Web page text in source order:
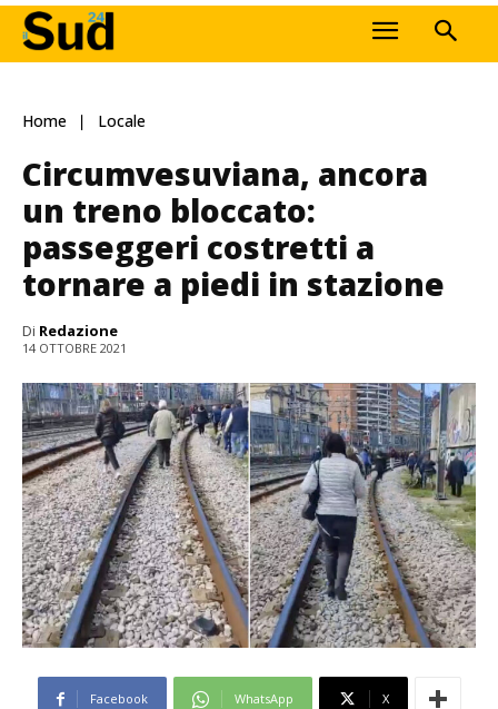
Home Locale
Circumvesuviana, ancora
un treno bloccato:
passeggeri costretti a
tornare a piedi in stazione
Di Redazione
14 OTTOBRE 2021
Facebook WhatsApp X